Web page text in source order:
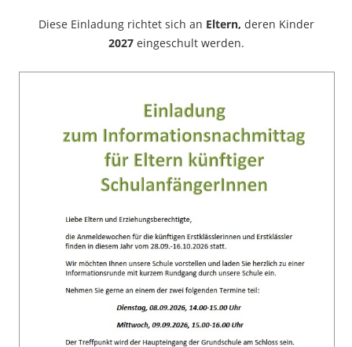
Diese Einladung richtet sich an Eltern, deren Kinder
2027eingeschult werden.